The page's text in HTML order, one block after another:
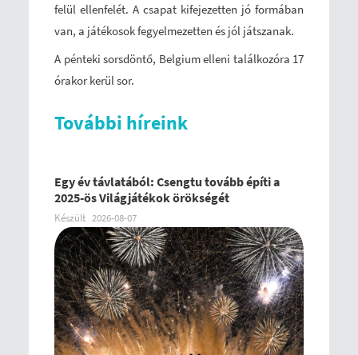
felül ellenfelét. A csapat kifejezetten jó formában
van, a játékosok fegyelmezetten és jól játszanak.
A pénteki sorsdöntő, Belgium elleni találkozóra 17
órakor kerül sor.
További híreink
Egy év távlatából: Csengtu tovább építi a
2025-ös Világjátékok örökségét
Készült 2026-08-07